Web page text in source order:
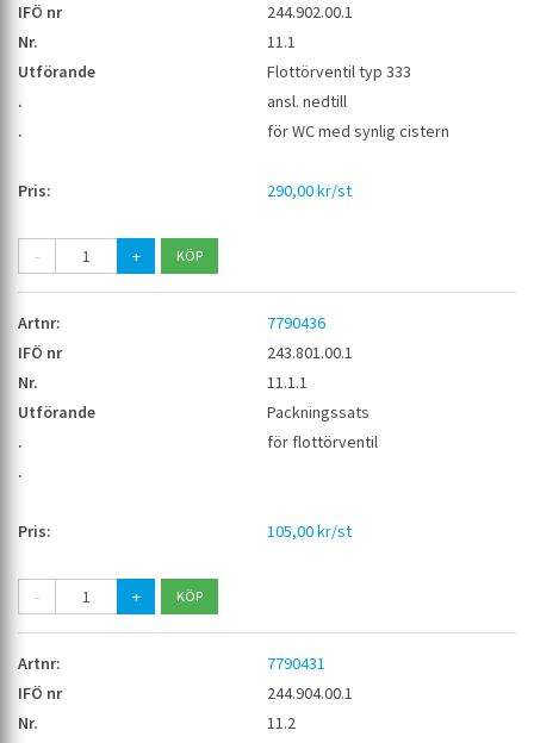
244.902.00.1
11.1
Flottörventil typ 333
ansl. nedtill
för WC med synlig cistern
290,00 kr/st
- +
7790436
243.801.00.1
11.1.1
Packningssats
för flottörventil
105,00 kr/st
- +
7790431
244.904.00.1
11.2